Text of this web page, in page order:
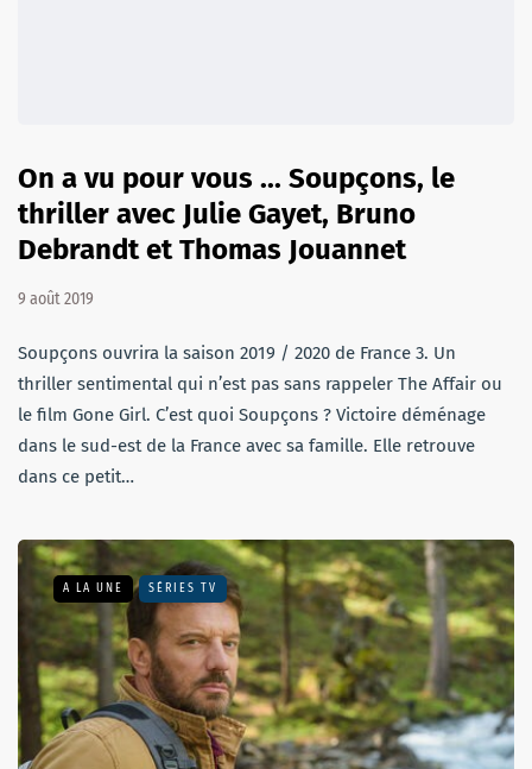
On a vu pour vous ... Soupçons, le
thriller avec Julie Gayet, Bruno
Debrandt et Thomas Jouannet
9 août 2019
Soupçons ouvrira la saison 2019 / 2020 de France 3. Un
thriller sentimental qui n’est pas sans rappeler The Affair ou
le film Gone Girl. C’est quoi Soupçons ? Victoire déménage
dans le sud-est de la France avec sa famille. Elle retrouve
dans ce petit…
A LA UNE SÉRIES TV